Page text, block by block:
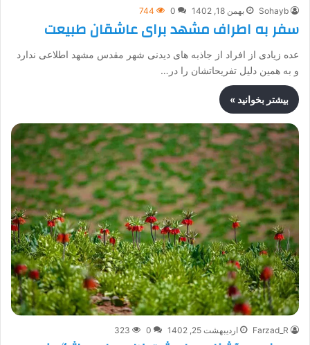
Sohayb بهمن 18, 1402 0
744
سفر به اطراف مشهد برای عاشقان طبیعت
عده زیادی از افراد از جاذبه های دیدنی شهر مقدس مشهد اطلاعی ندارد
و به همین دلیل تفریحاتشان را در…
بیشتر بخوانید »
Farzad_R اردیبهشت 25, 1402 0
323